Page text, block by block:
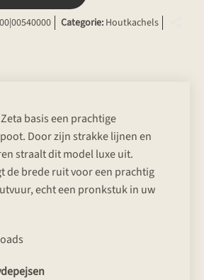
Categorie: Houtkachels
Zeta basis een prachtige
Door zijn strakke lijnen en
straalt dit model luxe uit.
de brede ruit voor een prachtig
echt een pronkstuk in uw